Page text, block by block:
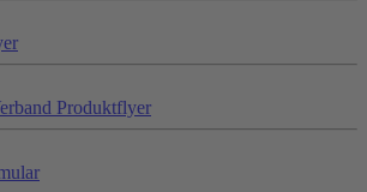
Produktflyer